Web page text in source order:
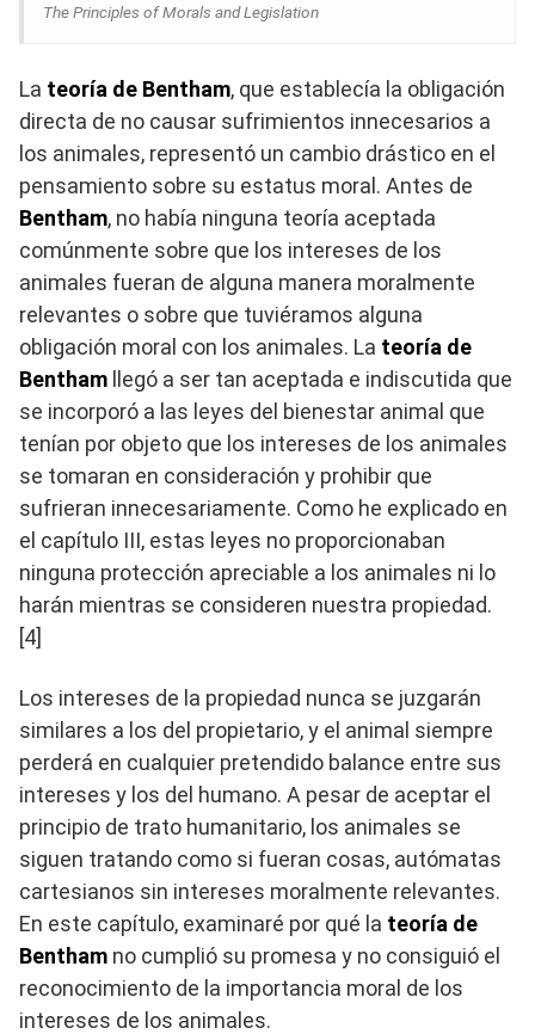
The Principles of Morals and Legislation
La teoría de Bentham, que establecía la obligación
directa de no causar sufrimientos innecesarios a
los animales, representó un cambio drástico en el
pensamiento sobre su estatus moral. Antes de
Bentham, no había ninguna teoría aceptada
comúnmente sobre que los intereses de los
animales fueran de alguna manera moralmente
relevantes o sobre que tuviéramos alguna
obligación moral con los animales. La teoría de
Bentham llegó a ser tan aceptada e indiscutida que
se incorporó a las leyes del bienestar animal que
tenían por objeto que los intereses de los animales
se tomaran en consideración y prohibir que
sufrieran innecesariamente. Como he explicado en
el capítulo III, estas leyes no proporcionaban
ninguna protección apreciable a los animales ni lo
harán mientras se consideren nuestra propiedad.
[4]
Los intereses de la propiedad nunca se juzgarán
similares a los del propietario, y el animal siempre
perderá en cualquier pretendido balance entre sus
intereses y los del humano. A pesar de aceptar el
principio de trato humanitario, los animales se
siguen tratando como si fueran cosas, autómatas
cartesianos sin intereses moralmente relevantes.
En este capítulo, examinaré por qué la teoría de
Bentham no cumplió su promesa y no consiguió el
reconocimiento de la importancia moral de los
intereses de los animales.